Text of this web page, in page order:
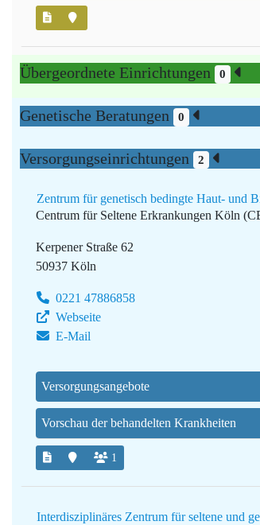
Übergeordnete Einrichtungen 0
Genetische Beratungen 0
Versorgungseinrichtungen 2
Zentrum für genetisch bedingte Haut- und
Centrum für Seltene Erkrankungen Köln
Kerpener Straße 62
50937 Köln
0221 47886858
Webseite
E-Mail
Versorgungsangebote
Vorschau der behandelten Krankheiten
1
Interdisziplinäres Zentrum für seltene und